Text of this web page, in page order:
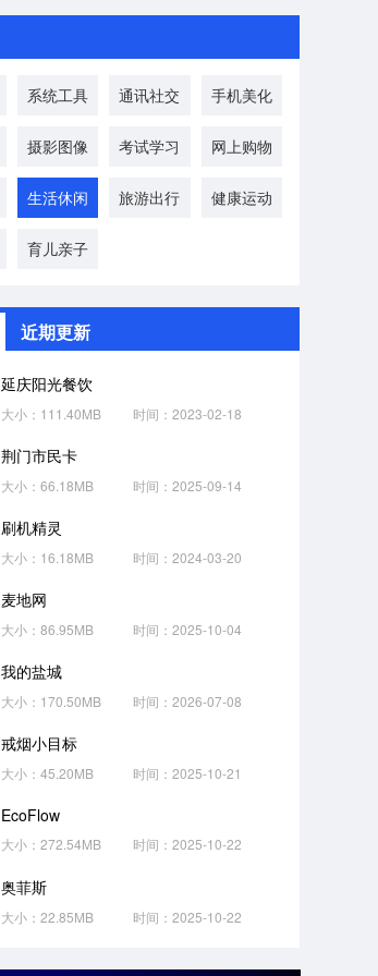
系统工具 通讯社交 手机美化
摄影图像 考试学习 网上购物
生活休闲 旅游出行 健康运动
育儿亲子
近期更新
延庆阳光餐饮
大小：111.40MB 时间：2023-02-18
荆门市民卡
大小：66.18MB 时间：2025-09-14
刷机精灵
大小：16.18MB 时间：2024-03-20
麦地网
大小：86.95MB 时间：2025-10-04
我的盐城
大小：170.50MB 时间：2026-07-08
戒烟小目标
大小：45.20MB 时间：2025-10-21
EcoFlow
大小：272.54MB 时间：2025-10-22
奥菲斯
大小：22.85MB 时间：2025-10-22